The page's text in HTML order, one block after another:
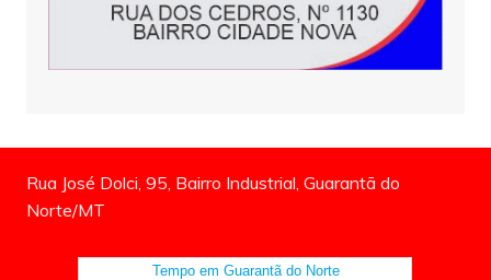
Rua José Dolci, 95, Bairro Industrial, Guarantã do
Norte/MT